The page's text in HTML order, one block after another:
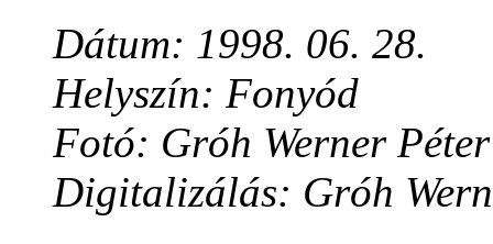
Dátum: 1998. 06. 28.
Helyszín: Fonyód
Fotó: Gróh Werner Péter
Digitalizálás: Gróh